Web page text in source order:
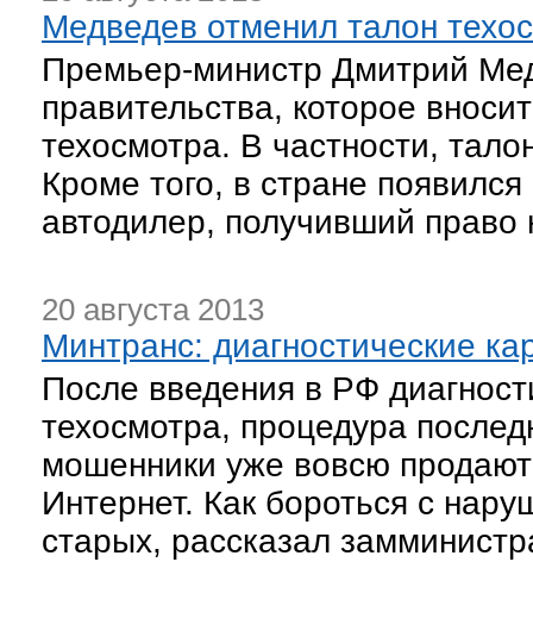
Медведев отменил талон
Премьер-министр Дмитрий
правительства, которое
техосмотра. В частности,
Кроме того, в стране
автодилер, получивший
20 августа 2013
Минтранс: диагностические
После введения в РФ
техосмотра, процедура
мошенники уже вовсю продают
Интернет. Как бороться с
старых, рассказал